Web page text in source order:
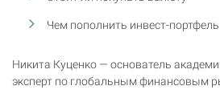
Чем пополнить инвест-портфель
Никита Куценко — основатель
эксперт по глобальным финансовым